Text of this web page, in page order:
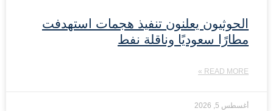
الحوثيون يعلنون تنفيذ هجمات استهدفت
مطارًا سعوديًا وناقلة نفط
READ MORE »
أغسطس 5, 2026